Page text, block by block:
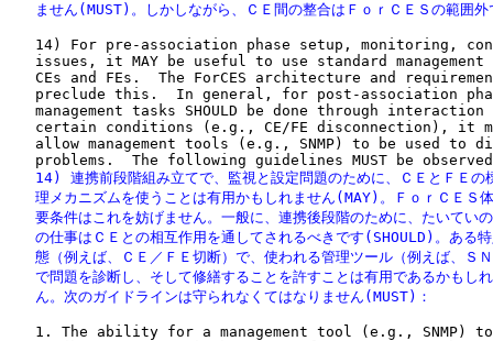
ません(MUST)。しかしながら、ＣＥ間の整合はＦｏｒＣＥＳの範囲外
14) For pre-association phase setup, monitoring,
issues, it MAY be useful to use standard management
CEs and FEs.  The ForCES architecture and
preclude this.  In general, for post-association
management tasks SHOULD be done through interaction
certain conditions (e.g., CE/FE disconnection), it
allow management tools (e.g., SNMP) to be used to
14) 連携前段階組み立てで、監視と設定問題のために、ＣＥとＦＥの
理メカニズムを使うことは有用かもしれません(MAY)。ＦｏｒＣＥＳ
要条件はこれを妨げません。一般に、連携後段階のために、たいてい
の仕事はＣＥとの相互作用を通してされるべきです(SHOULD)。ある
態（例えば、ＣＥ／ＦＥ切断）で、使われる管理ツール（例えば、Ｓ
で問題を診断し、そして修繕することを許すことは有用であるかもし
   ん。次のガイドラインは守られなくてはなりません(MUST)：
1. The ability for a management tool (e.g., SNMP)